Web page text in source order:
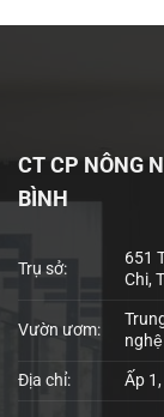
CT CP NÔNG
BÌNH
Trụ sở:
651
Chi,
Vườn ươm:
Địa chỉ: Ấp